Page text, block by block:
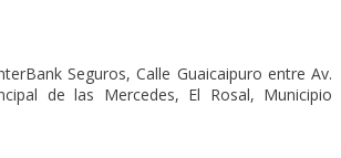
Seguros, Calle Guaicaipuro entre Av.
de las Mercedes, El Rosal, Municipio